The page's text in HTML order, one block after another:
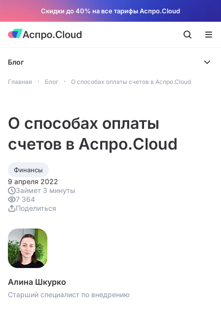
Скидки до 40% на все тарифы Аспро.Cloud
Блог
Главная Блог О способах оплаты счетов в Аспро.Cloud
О способах оплаты
счетов в Аспро.Cloud
Финансы
9 апреля 2022
Займет 3 минуты
7 364
Поделиться
Алина Шкурко
Старший специалист по внедрению